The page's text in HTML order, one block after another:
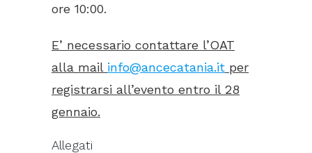
ore 10:00.
E’ necessario contattare l’OAT
alla mail info@ancecatania.it per
registrarsi all’evento entro il 28
gennaio.
Allegati